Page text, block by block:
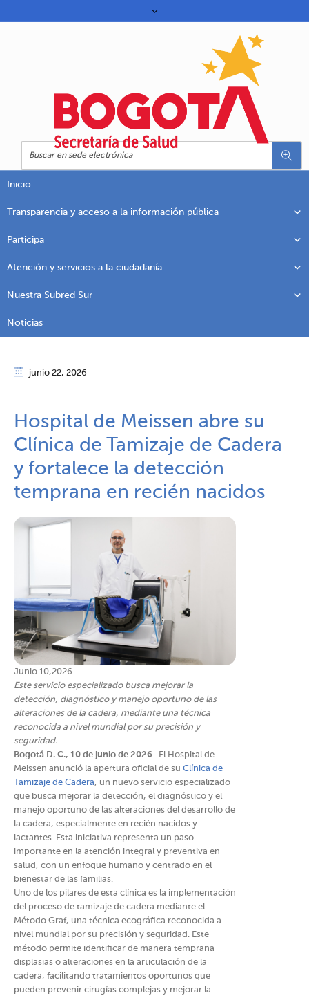
Inicio
Transparencia y acceso a la información pública
Participa
Atención y servicios a la ciudadanía
Nuestra Subred Sur
Noticias
junio 22, 2026
Hospital de Meissen abre su
Clínica de Tamizaje de Cadera
y fortalece la detección
temprana en recién nacidos​​
Junio 10,2026
Este servicio especializado busca mejorar la
detección, diagnóstico y manejo oportuno de las
alteraciones de la cadera, mediante una técnica
reconocida a nivel mundial por su precisión y
seguridad.
Bogotá D. C., 10 de junio de 2026. El Hospital de
Meissen anunció la apertura oficial de su Clínica de
Tamizaje de Cadera, un nuevo servicio especializado
que busca mejorar la detección, el diagnóstico y el
manejo oportuno de las alteraciones del desarrollo de
la cadera, especialmente en recién nacidos y
lactantes. Esta iniciativa representa un paso
importante en la atención integral y preventiva en
salud, con un enfoque humano y centrado en el
bienestar de las familias.
Uno de los pilares de esta clínica es la implementación
del proceso de tamizaje de cadera mediante el
Método Graf, una técnica ecográfica reconocida a
nivel mundial por su precisión y seguridad. Este
método permite identificar de manera temprana
displasias o alteraciones en la articulación de la
cadera, facilitando tratamientos oportunos que
pueden prevenir cirugías complejas y mejorar la